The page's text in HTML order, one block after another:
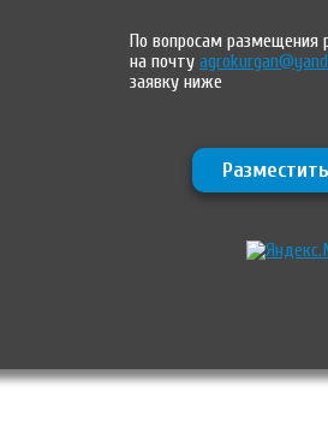
По вопросам
на почту
заявку ниже